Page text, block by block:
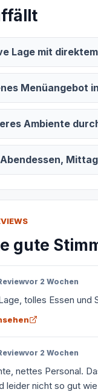
Lage mit
Menüangebot
Ambiente
gute
vor 2 Wochen
tolles Essen und
vor 2 Wochen
nettes Personal.
leider nicht so gut